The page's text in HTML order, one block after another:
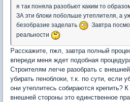
я так поняла разобьют каким то
ЗА эти блоки побольше утеплителя, а
безобразие заделать
Завтра
реальности
Расскажите, пжл, завтра полный
впереди меня ждет подобная
Строителям легче разобрать с
убирать пеноблоки, т.к. по сути, если
они утеплитесь собираются крепить?
внешней стороны это единственное